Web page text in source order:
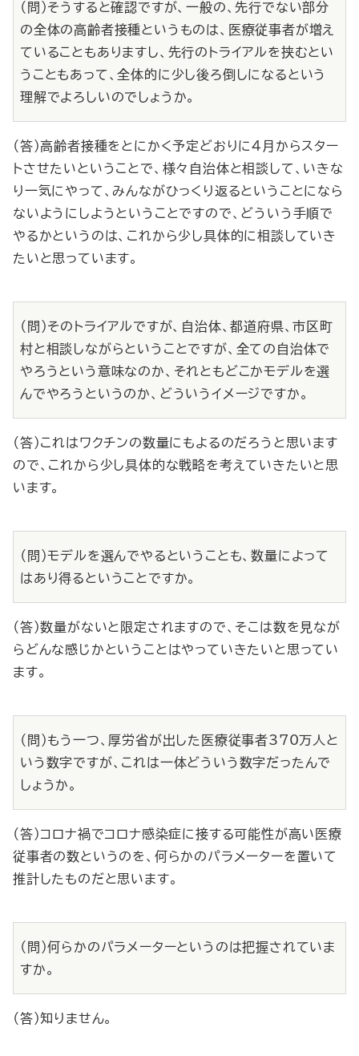
（問）そうすると確認ですが、一般の、先行でない部分
の全体の高齢者接種というものは、医療従事者が増え
ていることもありますし、先行のトライアルを挟むとい
うこともあって、全体的に少し後ろ倒しになるという
理解でよろしいのでしょうか。
（答）高齢者接種をとにかく予定どおりに４月からスター
トさせたいということで、様々自治体と相談して、いきな
り一気にやって、みんながひっくり返るということになら
ないようにしようということですので、どういう手順で
やるかというのは、これから少し具体的に相談していき
たいと思っています。
（問）そのトライアルですが、自治体、都道府県、市区町
村と相談しながらということですが、全ての自治体で
やろうという意味なのか、それともどこかモデルを選
んでやろうというのか、どういうイメージですか。
（答）これはワクチンの数量にもよるのだろうと思います
ので、これから少し具体的な戦略を考えていきたいと思
います。
（問）モデルを選んでやるということも、数量によって
はあり得るということですか。
（答）数量がないと限定されますので、そこは数を見なが
らどんな感じかということはやっていきたいと思ってい
ます。
（問）もう一つ、厚労省が出した医療従事者370万人と
いう数字ですが、これは一体どういう数字だったんで
しょうか。
（答）コロナ禍でコロナ感染症に接する可能性が高い医療
従事者の数というのを、何らかのパラメーターを置いて
推計したものだと思います。
（問）何らかのパラメーターというのは把握されていま
すか。
（答）知りません。